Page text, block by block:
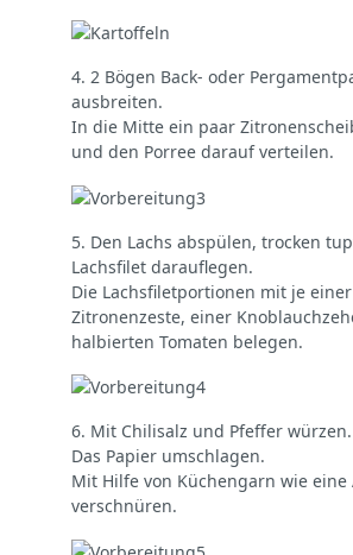
4. 2 Bögen Back- oder
ausbreiten.
In die Mitte ein paar
und den Porree darauf verteilen.
5. Den Lachs abspülen, trocken
Lachsfilet darauflegen.
Die Lachsfiletportionen mit je einer
Zitronenzeste, einer
halbierten Tomaten belegen.
6. Mit Chilisalz und Pfeffer würzen.
Das Papier umschlagen.
Mit Hilfe von Küchengarn wie eine
verschnüren.